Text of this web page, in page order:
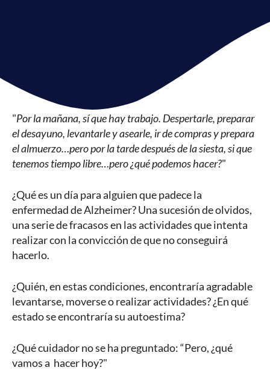
"Por la mañana, sí que hay trabajo. Despertarle, preparar
el desayuno, levantarle y asearle, ir de compras y prepara
el almuerzo…pero por la tarde después de la siesta, si que
tenemos tiempo libre…pero ¿qué podemos hacer?"
¿Qué es un día para alguien que padece la
enfermedad de Alzheimer? Una sucesión de olvidos,
una serie de fracasos en las actividades que intenta
realizar con la convicción de que no conseguirá
hacerlo.
¿Quién, en estas condiciones, encontraría agradable
levantarse, moverse o realizar actividades? ¿En qué
estado se encontraría su autoestima?
¿Qué cuidador no se ha preguntado: “Pero, ¿qué
vamos a hacer hoy?"